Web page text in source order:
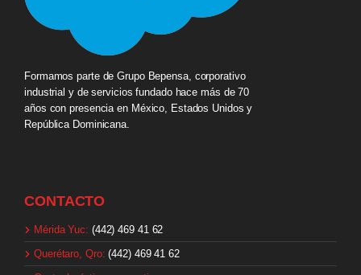
Formamos parte de Grupo Bepensa, corporativo
industrial y de servicios fundado hace más de 70
años con presencia en México, Estados Unidos y
República Dominicana.
CONTACTO
Mérida Yuc: (442) 469 41 62
Querétaro, Qro:(442) 469 41 62